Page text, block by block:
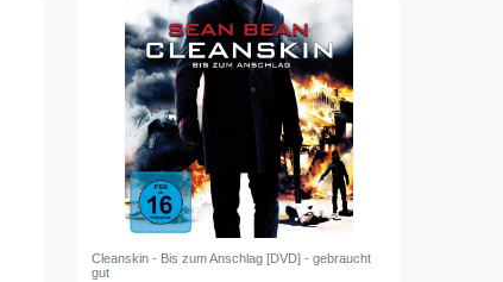
Cleanskin - Bis zum Anschlag [DVD] - gebraucht
gut